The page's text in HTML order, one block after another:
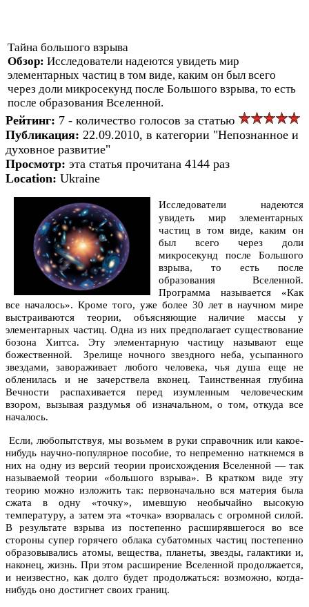
Тайна большого взрыва
Обзор: Исследователи надеются увидеть мир
элементарных частиц в том виде, каким он был всего
через доли микросекунд после Большого взрыва, то есть
после образования Вселенной.
Рейтинг: 7 - количество голосов за статью
Публикация: 22.09.2010, в категории "Непознанное и
духовное развитие"
Просмотр: эта статья прочитана 4144 раз
Location: Ukraine
Исследователи надеются
увидеть мир элементарных
частиц в том виде, каким он
был всего через доли
микросекунд после Большого
взрыва, то есть после
образования Вселенной.
Программа называется «Как
все началось». Кроме того, уже более 30 лет в научном мире
выстраиваются теории, объясняющие наличие массы у
элементарных частиц. Одна из них предполагает существование
бозона Хиггса. Эту элементарную частицу называют еще
божественной.
Зрелище ночного звездного неба, усыпанного
звездами, завораживает любого человека, чья душа еще не
обленилась и не зачерствела вконец. Таинственная глубина
Вечности распахивается перед изумленным человеческим
взором, вызывая раздумья об изначальном, о том, откуда все
началось.
Если, любопытствуя, мы возьмем в руки справочник или какое-
нибудь научно-популярное пособие, то непременно наткнемся в
них на одну из версий теории происхождения Вселенной — так
называемой теории «большого взрыва». В кратком виде эту
теорию можно изложить так: первоначально вся материя была
сжата в одну «точку», имевшую необычайно высокую
температуру, а затем эта «точка» взорвалась с огромной силой.
В результате взрыва из постепенно расширявшегося во все
стороны супер горячего облака субатомных частиц постепенно
образовывались атомы, вещества, планеты, звезды, галактики и,
наконец, жизнь. При этом расширение Вселенной продолжается,
и неизвестно, как долго будет продолжаться: возможно, когда-
нибудь оно достигнет своих границ.